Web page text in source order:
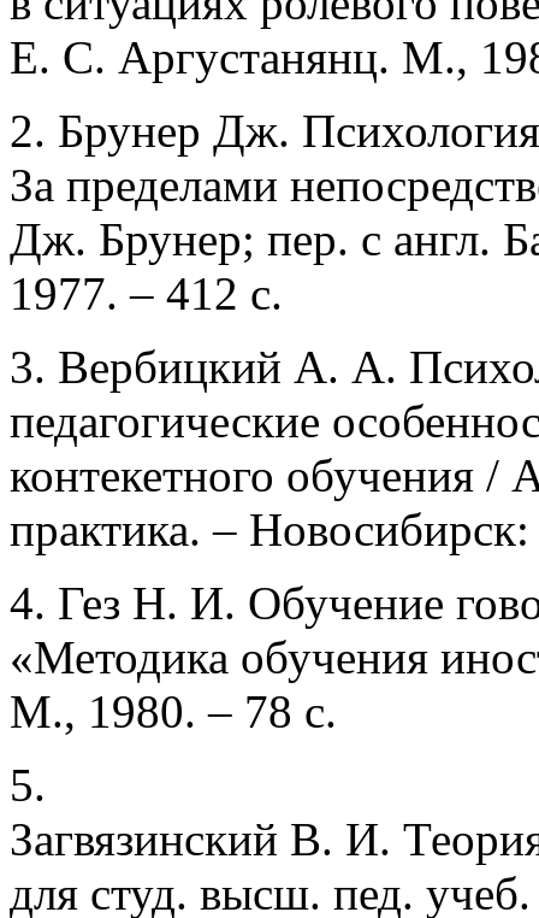
Е. С. Аргустанянц. М.,
2. Брунер Дж.
За пределами
Дж. Брунер; пер. с англ.
1977. – 412 с.
3. Вербицкий А. А.
педагогические
контекетного обучения
практика. –
4. Гез Н. И. Обучение
«Методика обучения
М., 1980. – 78 с.
5.
Загвязинский В. И.
для студ. высш. пед. учеб.